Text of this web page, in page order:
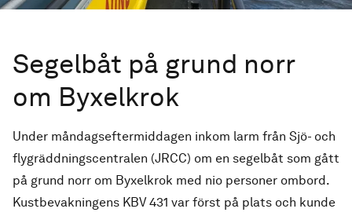
Segelbåt på grund norr
om Byxelkrok
Under måndagseftermiddagen inkom larm från Sjö- och
flygräddningscentralen (JRCC) om en segelbåt som gått
på grund norr om Byxelkrok med nio personer ombord.
Kustbevakningens KBV 431 var först på plats och kunde